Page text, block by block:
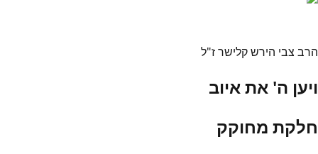
הרב צבי הירש קלישר ז"ל
ויען ה' את איוב
חלקת מחוקק